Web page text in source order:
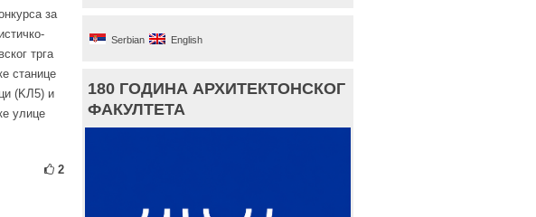
за
трга
станице
(KЛ5) и
улице
2
Serbian English
180 ГОДИНА АРХИТЕКТОНСКОГ
ФАКУЛТЕТА